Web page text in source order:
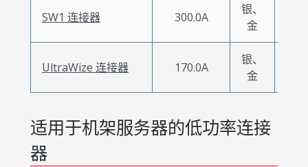
SW1 连接器 300.0A
银、
金
UltraWize 连接器 170.0A
银、
金
适用于机架服务器的低功率连接
器